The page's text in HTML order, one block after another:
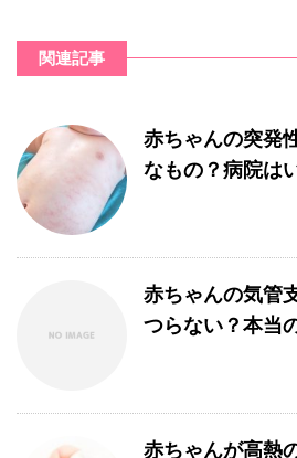
関連記事
赤ちゃんの突発
なもの？病院は
赤ちゃんの気管
つらない？本当
赤ちゃんが高熱